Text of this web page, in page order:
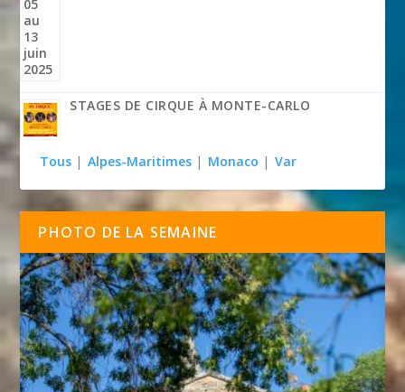
STAGES DE CIRQUE À MONTE-CARLO
Tous | Alpes-Maritimes | Monaco | Var
PHOTO DE LA SEMAINE